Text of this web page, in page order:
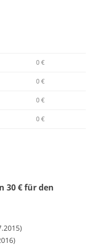
0 €
0 €
0 €
0 €
30 € für den